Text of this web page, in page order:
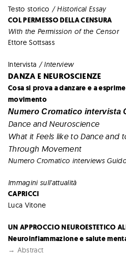
Testo storico / Historical Essay
COL PERMESSO DELLA CENSURA
With the Permission of the Censor
Ettore Sottsass
Intervista / Interview
DANZA E NEUROSCIENZE
Cosa si prova a danzare e a
movimento
Numero Cromatico intervista
Dance and Neuroscience
What it Feels like to Dance and
Through Movement
Numero Cromatico interviews
Immagini sull'attualità
CAPRICCI
Luca Vitone
UN APPROCCIO NEUROESTETICO
Neuroinfiammazione e salute
→ Abstract